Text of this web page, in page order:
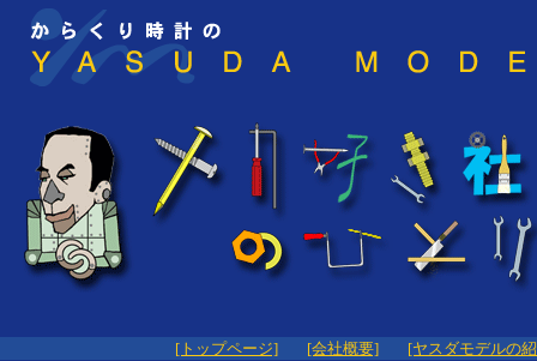
[トップページ] [会社概要] [ヤスダモデルの